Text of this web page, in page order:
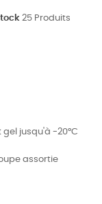
25 Produits
gel jusqu'à -20°C
assortie